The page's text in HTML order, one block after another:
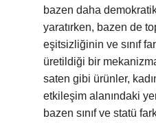
bazen daha
yaratırken, bazen de
eşitsizliğinin ve sınıf
üretildiği bir
saten gibi ürünler,
etkileşim alanındaki
bazen sınıf ve statü